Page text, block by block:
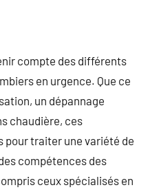
compte des différents
en urgence. Que ce
un dépannage
chaudière, ces
pour traiter une variété de
compétences des
ceux spécialisés en